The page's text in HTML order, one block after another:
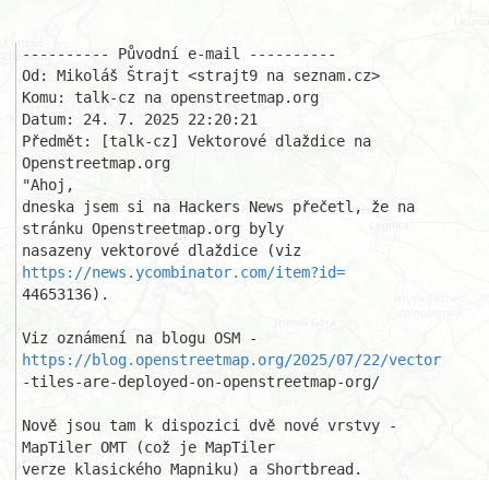
---------- Původní e-mail ----------
Od: Mikoláš Štrajt <strajt9 na seznam.cz>
Komu: talk-cz na openstreetmap.org
Datum: 24. 7. 2025 22:20:21
Předmět: [talk-cz] Vektorové dlaždice na
Openstreetmap.org
"Ahoj,
dneska jsem si na Hackers News přečetl, že na
stránku Openstreetmap.org byly
https://news.ycombinator.com/item?id=
44653136).
https://blog.openstreetmap.org/2025/07/22/vector
-tiles-are-deployed-on-openstreetmap-org/
Nově jsou tam k dispozici dvě nové vrstvy -
MapTiler OMT (což je MapTiler
verze klasického Mapniku) a Shortbread.